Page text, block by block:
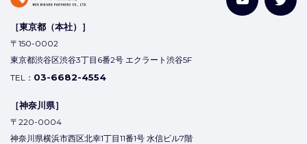
［東京都（本社）］
〒150-0002
東京都渋谷区渋谷3丁目6番2号 エクラート渋谷5F
TEL： 03-6682-4554
［神奈川県］
〒220-0004
神奈川県横浜市西区北幸1丁目11番1号 水信ビル7階